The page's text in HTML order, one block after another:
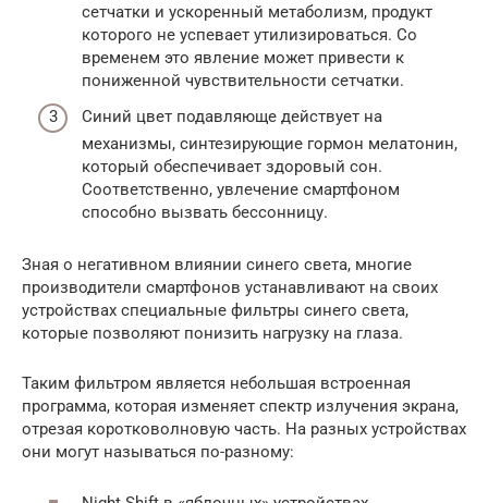
сетчатки и ускоренный метаболизм, продукт
которого не успевает утилизироваться. Со
временем это явление может привести к
пониженной чувствительности сетчатки.
Синий цвет подавляюще действует на
механизмы, синтезирующие гормон мелатонин,
который обеспечивает здоровый сон.
Соответственно, увлечение смартфоном
способно вызвать бессонницу.
Зная о негативном влиянии синего света, многие
производители смартфонов устанавливают на своих
устройствах специальные фильтры синего света,
которые позволяют понизить нагрузку на глаза.
Таким фильтром является небольшая встроенная
программа, которая изменяет спектр излучения экрана,
отрезая коротковолновую часть. На разных устройствах
они могут называться по-разному: